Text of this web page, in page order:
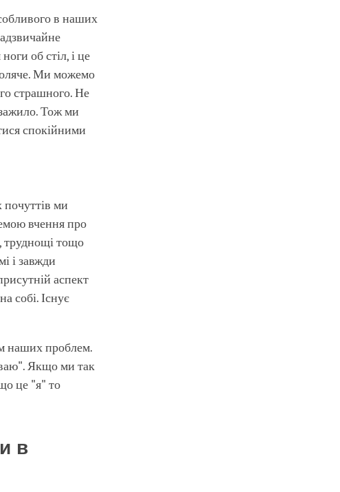
в наших
об стіл, і це
Ми можемо
страшного. Не
Тож ми
спокійними
ми
вчення про
труднощі тощо
і завжди
аспект
собі. Існує
наших проблем.
Якщо ми так
це "я" то
в